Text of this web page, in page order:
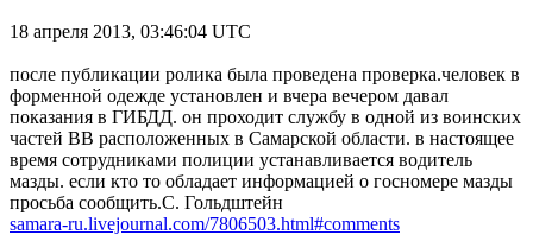
18 апреля 2013, 03:46:04 UTC
после публикации ролика была проведена проверка.человек в
форменной одежде установлен и вчера вечером давал
показания в ГИБДД. он проходит службу в одной из воинских
частей ВВ расположенных в Самарской области. в настоящее
время сотрудниками полиции устанавливается водитель
мазды. если кто то обладает информацией о госномере мазды
просьба сообщить.С. Гольдштейн
samara-ru.livejournal.com/7806503.html#comments